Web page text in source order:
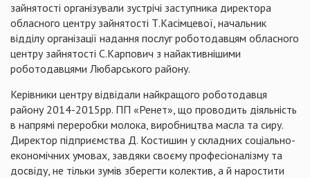
зайнятості організували зустрічі заступника директора
обласного центру зайнятості Т.Касімцевої, начальник
відділу організації надання послуг роботодавцям обласного
центру зайнятості С.Карпович з найактивнішими
роботодавцями Любарського району.
Керівники центру відвідали найкращого роботодавця
району 2014-2015рр. ПП «Ренет», що проводить діяльність
в напрямі переробки молока, виробництва масла та сиру.
Директор підприємства Д. Костишин у складних соціально-
економічних умовах, завдяки своєму професіоналізму та
досвіду, не тільки зумів зберегти колектив, а й наростити